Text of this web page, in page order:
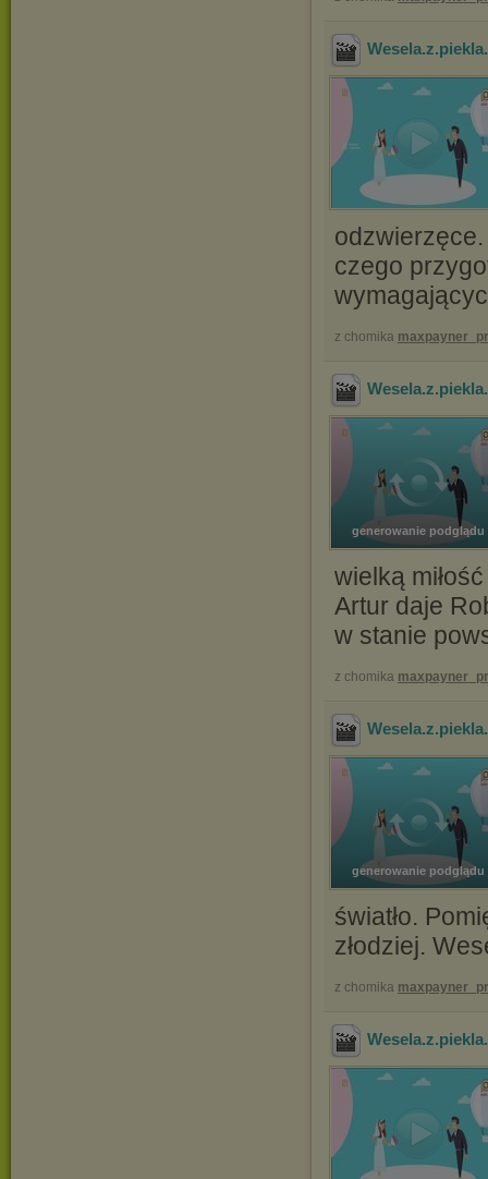
czego
z chomika
generowanie podglądu
wielką
Artur daje
w stanie
z chomika
generowanie podglądu
światło.
złodziej.
z chomika